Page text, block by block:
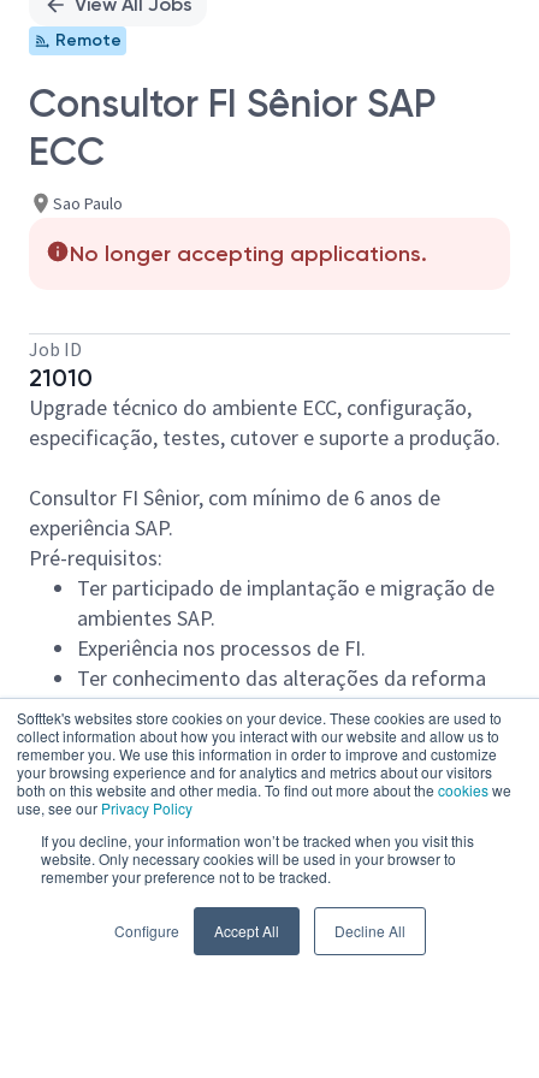
Softtek's websites store cookies on your device. These cookies are used to
collect information about how you interact with our website and allow us to
remember you. We use this information in order to improve and customize
your browsing experience and for analytics and metrics about our visitors
both on this website and other media. To find out more about the cookieswe
use, see our Privacy Policy
If you decline, your information won’t be tracked when you visit this
website. Only necessary cookies will be used in your browser to
remember your preference not to be tracked.
Configure Accept All Decline All
Remote
Consultor FI Sênior SAP
ECC
Sao Paulo
No longer accepting applications.
Job ID
21010
Upgrade técnico do ambiente ECC, configuração,
especificação, testes, cutover e suporte a produção.
Consultor FI Sênior, com mínimo de 6 anos de
experiência SAP.
Pré-requisitos:
Ter participado de implantação e migração de
ambientes SAP.
Experiência nos processos de FI.
Ter conhecimento das alterações da reforma
tributária no Brasil
Experiência nos sub-módulos de FI:
GL/AP/AR/TR/AA.
Conhecer de localização em FI.
homologação de desenvolvimentos e
interfaces com outros sistemas.